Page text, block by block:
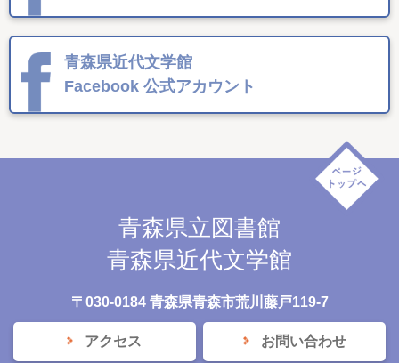
青森県近代文学館
Facebook 公式アカウント
青森県立図書館
青森県近代文学館
〒030-0184 青森県青森市荒川藤戸119-7
アクセス お問い合わせ